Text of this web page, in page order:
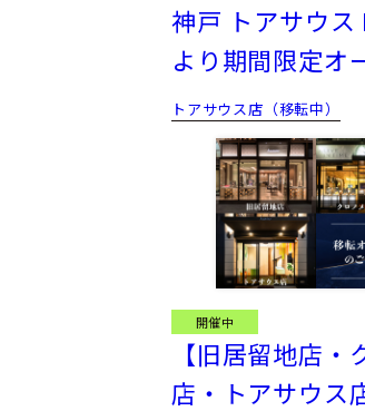
神戸 トアサウ
より期間限定オ
トアサウス店（移転中）
開催中
【旧居留地店
店・トアサウス